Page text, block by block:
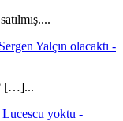
Yalçın olacaktı -
[…]...
yoktu -